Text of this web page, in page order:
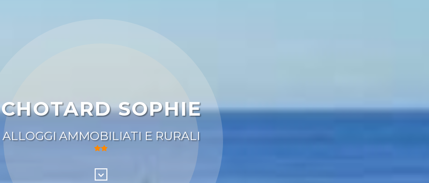
CHOTARD SOPHIE
ALLOGGI AMMOBILIATI E RURALI